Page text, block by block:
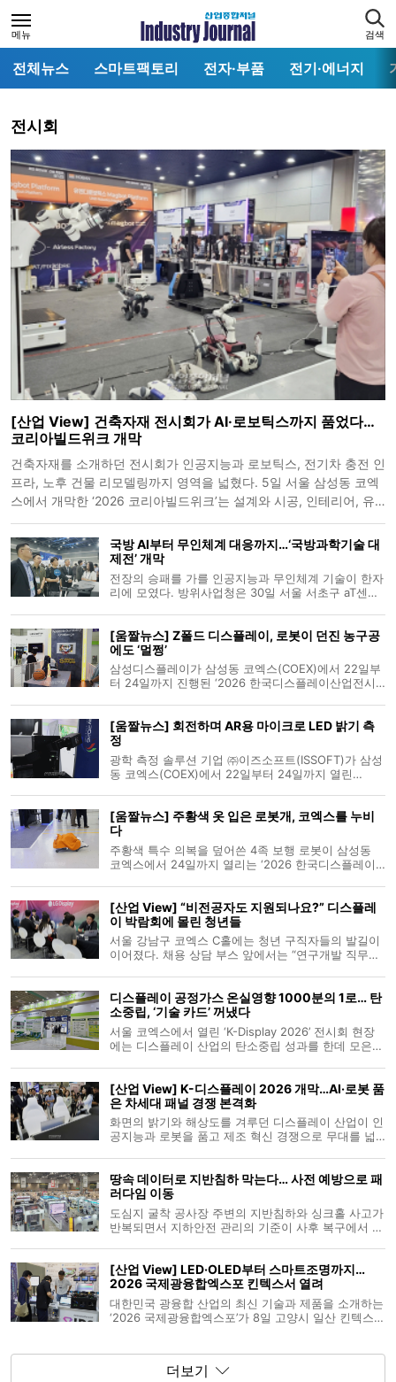
메뉴 검색
전체뉴스 스마트팩토리 전자·부품 전기·에너지
전시회
[산업 View] 건축자재 전시회가 AI·로보틱스까지 품었다…
코리아빌드위크 개막
건축자재를 소개하던 전시회가 인공지능과 로보틱스, 전기차 충전 인
프라, 노후 건물 리모델링까지 영역을 넓혔다. 5일 서울 삼성동 코엑
스에서 개막한 ‘2026 코리아빌드위크’는 설계와 시공, 인테리어, 유
사는 8일까지 나흘간국방 AI부터 무인체계 대응까지…‘국방과학기술 대
제전’ 개막
전장의 승패를 가를 인공지능과 무인체계 기술이 한자
리에 모였다. 방위사업청은 30일 서울 서초구 aT센터
미래도전기술, 민군 기술협력을 주제로 한 전시와 세
미나, 체험 프로그램이
[움짤뉴스] Z폴드 디스플레이, 로봇이 던진 농구공
에도 ‘멀쩡’
삼성디스플레이가 삼성동 코엑스(COEX)에서 22일부
터 24일까지 진행된 ‘2026 한국디스플레이산업전시
‘Galaxy Z Fold5(갤럭시 지폴드5)’·‘Galaxy Z Fold6(갤
럭시 지폴드 6)’
[움짤뉴스] 회전하며 AR용 마이크로 LED 밝기 측
정
광학 측정 솔루션 기업 ㈜이즈소프트(ISSOFT)가 삼성
동 코엑스(COEX)에서 22일부터 24일까지 열린
출품했다. 장비는 마이크로 LED가 놓인 테스트 소켓이
360° 연속 회전하는 동시에 카메라 기반 계
[움짤뉴스] 주황색 옷 입은 로봇개, 코엑스를 누비
다
주황색 특수 의복을 덮어쓴 4족 보행 로봇이 삼성동
코엑스에서 24일까지 열리는 ‘2026 한국디스플레이
서 고위험 산업 현장 투입을 가정해, 화학물질 유출이
나 악천후 등 가혹한 환경에서
[산업 View] “비전공자도 지원되나요?” 디스플레
이 박람회에 몰린 청년들
서울 강남구 코엑스 C홀에는 청년 구직자들의 발길이
이어졌다. 채용 상담 부스 앞에서는 “연구개발 직무에
는 22일부터 24일까지 코엑스 C홀에서 ‘K-Display
2026 취업·
디스플레이 공정가스 온실영향 1000분의 1로… 탄
소중립, ‘기술 카드’ 꺼냈다
서울 코엑스에서 열린 ‘K-Display 2026’ 전시회 현장
에는 디스플레이 산업의 탄소중립 성과를 한데 모은
체계 구축과 함께 불화계 공정가스를 대체하는 친환경
가스 기술까지 종합적으로 소개
[산업 View] K-디스플레이 2026 개막…AI·로봇 품
은 차세대 패널 경쟁 본격화
화면의 밝기와 해상도를 겨루던 디스플레이 산업이 인
공지능과 로봇을 품고 제조 혁신 경쟁으로 무대를 넓
했다. 24일까지 열리는 행사에는 삼성디스플레이와
LG디스플레이를 비롯한 국내외 패널
땅속 데이터로 지반침하 막는다… 사전 예방으로 패
러다임 이동
도심지 굴착 공사장 주변의 지반침하와 싱크홀 사고가
반복되면서 지하안전 관리의 기준이 사후 복구에서 데
국 단위 지반탐사를 본격화하고, 주요 지자체가 대형
공사장에 인공지능(AI) 및
[산업 View] LED·OLED부터 스마트조명까지…
2026 국제광융합엑스포 킨텍스서 열려
대한민국 광융합 산업의 최신 기술과 제품을 소개하는
‘2026 국제광융합엑스포’가 8일 고양시 일산 킨텍스
산업포럼이 주최하고 동반성장위원회와 엑스포앤유가
주관하는 이번 엑스포는 LED·
더보기